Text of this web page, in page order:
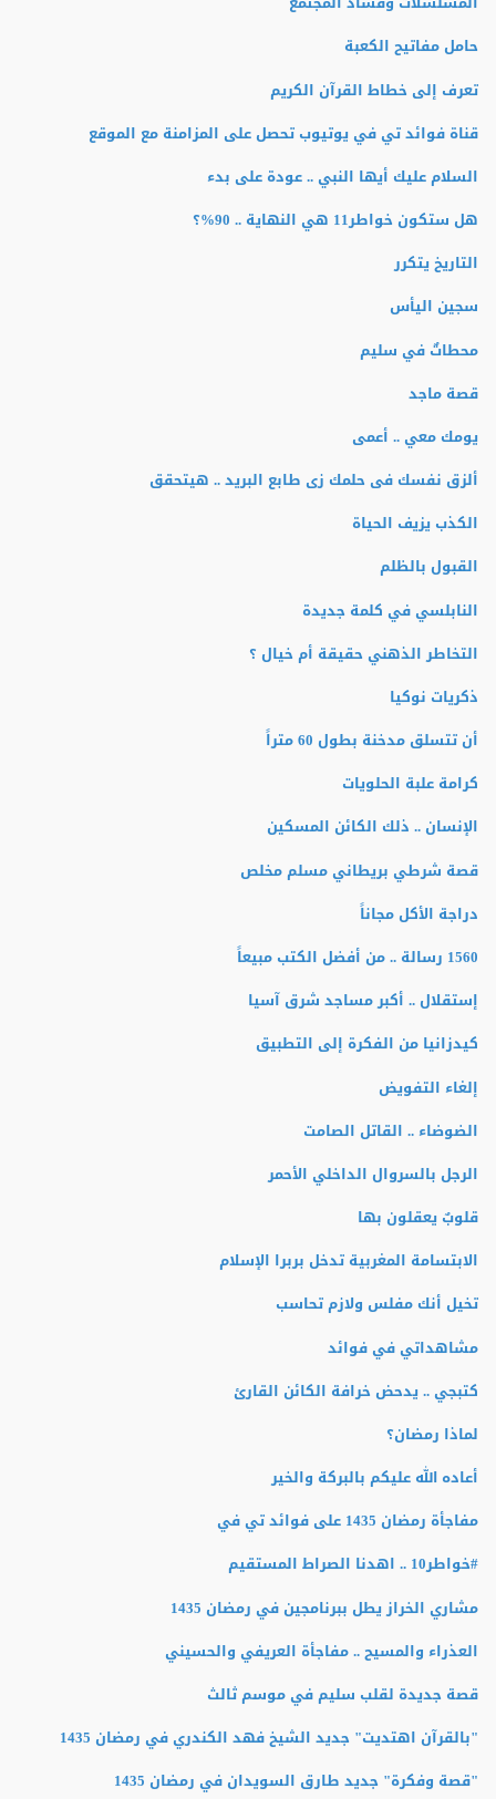
حامل مفاتيح الكعبة
تعرف إلى خطاط القرآن الكريم
قناة فوائد تي في يوتيوب تحصل على المزامنة مع الموقع
السلام عليك أيها النبي .. عودة على بدء
هل ستكون خواطر11 هي النهاية .. 90%؟
التاريخ يتكرر
سجين اليأس
محطاتٌ في سليم
قصة ماجد
يومك معي .. أعمى
ألزق نفسك فى حلمك زى طابع البريد .. هيتحقق
الكذب يزيف الحياة
القبول بالظلم
النابلسي في كلمة جديدة
التخاطر الذهني حقيقة أم خيال ؟
ذكريات نوكيا
أن تتسلق مدخنة بطول 60 متراً
كرامة علبة الحلويات
الإنسان .. ذلك الكائن المسكين
قصة شرطي بريطاني مسلم مخلص
دراجة الأكل مجاناً
1560 رسالة .. من أفضل الكتب مبيعاً
إستقلال .. أكبر مساجد شرق آسيا
كيدزانيا من الفكرة إلى التطبيق
إلغاء التفويض
الضوضاء .. القاتل الصامت
الرجل بالسروال الداخلي الأحمر
قلوبٌ يعقلون بها
الابتسامة المغربية تدخل بربرا الإسلام
تخيل أنك مفلس ولازم تحاسب
مشاهداتي في فوائد
كتبجي .. يدحض خرافة الكائن القارئ
لماذا رمضان؟
أعاده الله عليكم بالبركة والخير
مفاجأة رمضان 1435 على فوائد تي في
#خواطر10 .. اهدنا الصراط المستقيم
مشاري الخراز يطل ببرنامجين في رمضان 1435
العذراء والمسيح .. مفاجأة العريفي والحسيني
قصة جديدة لقلب سليم في موسم ثالث
"بالقرآن اهتديت" جديد الشيخ فهد الكندري في رمضان 1435
"قصة وفكرة" جديد طارق السويدان في رمضان 1435